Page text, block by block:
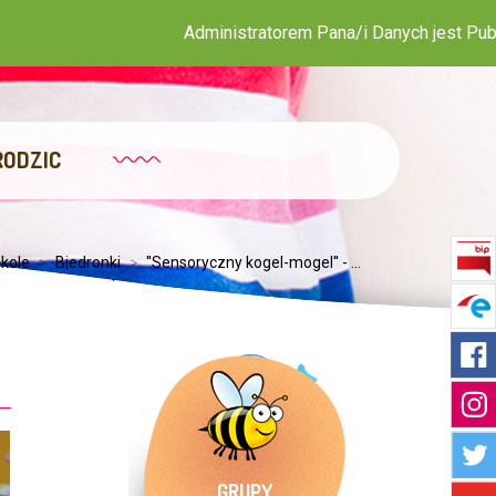
Administratorem Pana/i Danych jest Publiczne
> Biedronki > ''Sensoryczny kogel-mogel'' - ...